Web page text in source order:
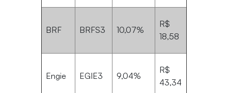
BRF BRFS3 10,07%
R$
18,58
Engie EGIE3 9,04%
R$
43,34